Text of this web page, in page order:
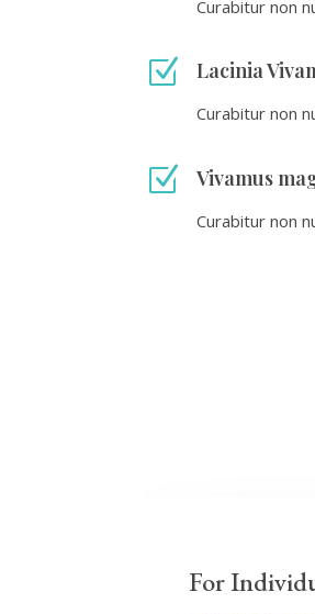
Curabitur non
Z Lacinia
Curabitur non
Z Vivamus
Curabitur non
For